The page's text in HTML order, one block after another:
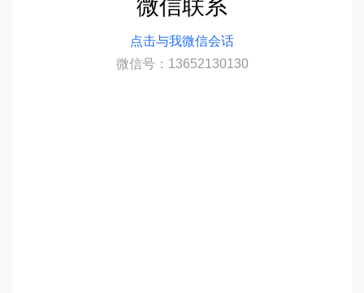
微信联系
点击与我微信会话
微信号：13652130130